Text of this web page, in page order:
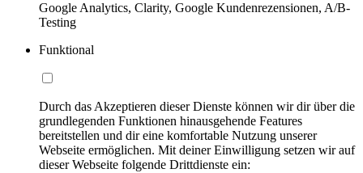
Google Analytics, Clarity, Google Kundenrezensionen, A/B-
Testing
Funktional
Durch das Akzeptieren dieser Dienste können wir dir über die
grundlegenden Funktionen hinausgehende Features
bereitstellen und dir eine komfortable Nutzung unserer
Webseite ermöglichen. Mit deiner Einwilligung setzen wir auf
dieser Webseite folgende Drittdienste ein: